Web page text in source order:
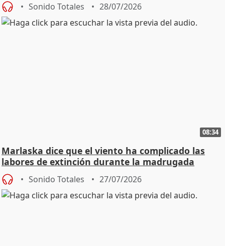
Sonido Totales 28/07/2026
08:34
Marlaska dice que el viento ha complicado las
labores de extinción durante la madrugada
Sonido Totales 27/07/2026